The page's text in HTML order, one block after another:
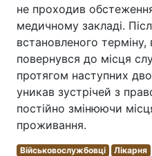
не проходив
медичному закладі.
встановленого
повернувся до місця
протягом наступних
уникав зустрічей з
постійно змінюючи
проживання.
Військовослужбовці Лікарня